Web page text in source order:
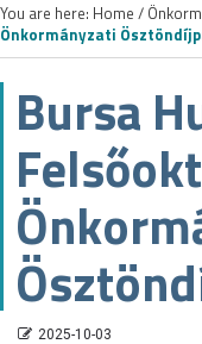
You are here: Home /
Önkormányzati
Bursa
2025-10-03